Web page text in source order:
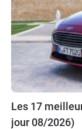
Les 17
jour 08/2026)